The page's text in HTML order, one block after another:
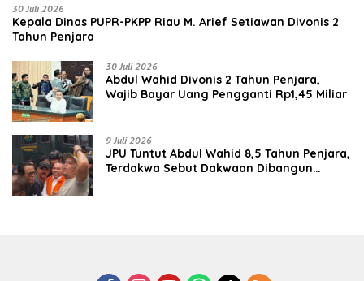
30 Juli 2026
Kepala Dinas PUPR-PKPP Riau M. Arief Setiawan Divonis 2
Tahun Penjara
30 Juli 2026
‎‎Abdul Wahid Divonis 2 Tahun Penjara,
Wajib Bayar Uang Pengganti Rp1,45 Miliar
9 Juli 2026
JPU Tuntut Abdul Wahid 8,5 Tahun Penjara,
Terdakwa Sebut Dakwaan Dibangun